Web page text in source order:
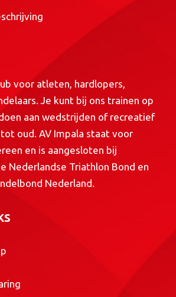
voor atleten, hardlopers,
Je kunt bij ons trainen op
aan wedstrijden of recreatief
oud. AV Impala staat voor
en is aangesloten bij
Nederlandse Triathlon Bond en
Nederland.